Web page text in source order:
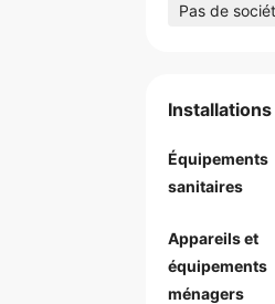
Pas de
Équipements
sanitaires
Appareils et
équipements
ménagers